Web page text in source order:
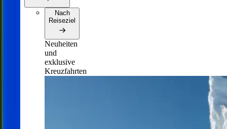
Nach
Reiseziel
Neuheiten
und
exklusive
Kreuzfahrten